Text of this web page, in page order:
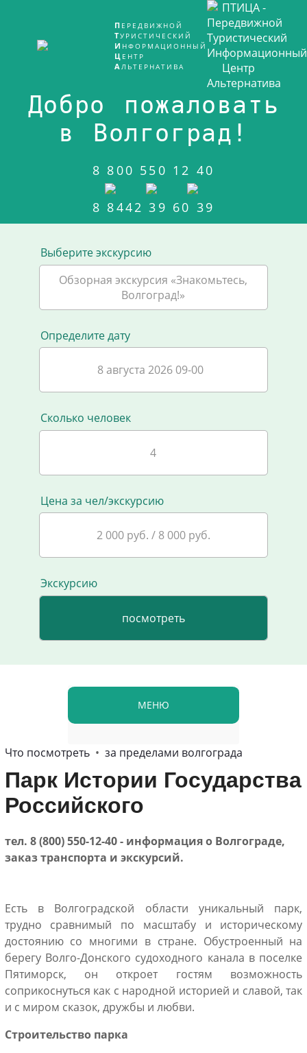
ПЕРЕДВИЖНОЙ
ТУРИСТИЧЕСКИЙ
ИНФОРМАЦИОННЫЙ
ЦЕНТР
АЛЬТЕРНАТИВА
Добро пожаловать
в Волгоград!
8 800 550 12 40
8 8442 39 60 39
Выберите экскурсию
Обзорная экскурсия «Знакомьтесь,
Волгоград!»
Определите дату
8 августа 2026 09-00
Сколько человек
Цена за чел/экскурсию
2 000 руб. / 8 000 руб.
Экскурсию
МЕНЮ
Что посмотреть• за пределами волгограда
Парк Истории Государства
Российского
тел. 8 (800) 550-12-40 - информация о Волгограде,
заказ транспорта и экскурсий.
Есть в Волгоградской области уникальный парк,
трудно сравнимый по масштабу и историческому
достоянию со многими в стране. Обустроенный на
берегу Волго-Донского судоходного канала в поселке
Пятиморск, он откроет гостям возможность
соприкоснуться как с народной историей и славой, так
и с миром сказок, дружбы и любви.
Строительство парка